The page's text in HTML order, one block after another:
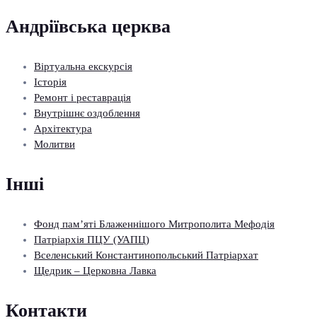
Андріївська церква
Віртуальна екскурсія
Історія
Ремонт і реставрація
Внутрішнє оздоблення
Архітектура
Молитви
Інші
Фонд пам’яті Блаженнішого Митрополита Мефодія
Патріархія ПЦУ (УАПЦ)
Вселенський Константинопольський Патріархат
Щедрик – Церковна Лавка
Контакти